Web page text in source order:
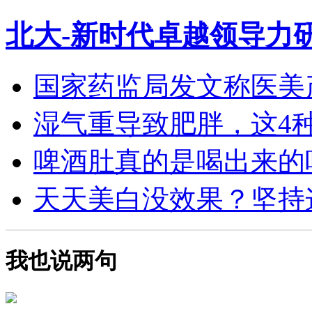
北大-新时代卓越领导力
国家药监局发文称医
湿气重导致肥胖，这4
啤酒肚真的是喝出来的
天天美白没效果？坚持
我也说两句